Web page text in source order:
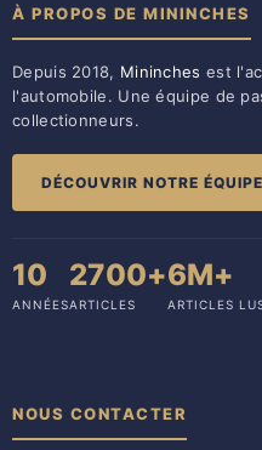
À PROPOS DE MININCHES
Depuis 2018, Mininches est
l'automobile. Une équipe de
collectionneurs.
DÉCOUVRIR NOTRE
10
ANNÉES
2700+
ARTICLES
6M+
ARTICLES
NOUS CONTACTER